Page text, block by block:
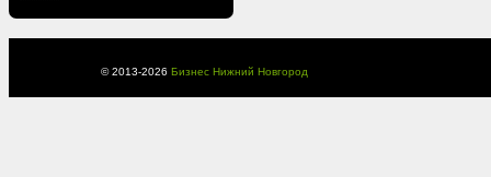
© 2013-2026 Бизнес Нижний Новгород